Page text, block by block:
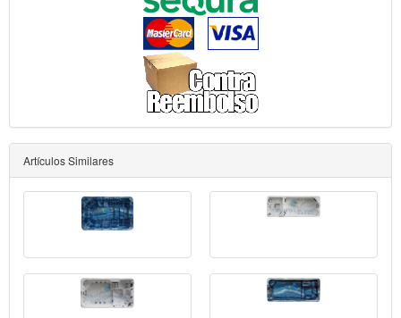
Artículos Similares